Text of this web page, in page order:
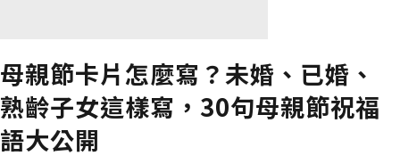
母親節卡片怎麼寫？未婚、已婚、
熟齡子女這樣寫，30句母親節祝福
語大公開